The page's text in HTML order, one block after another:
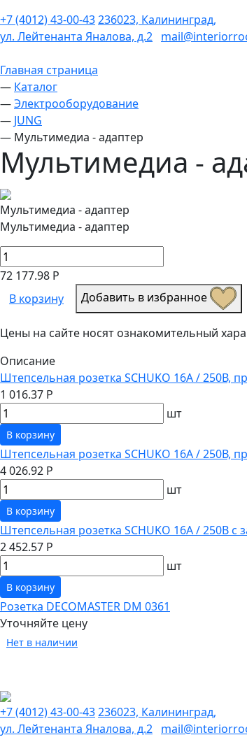
+7 (4012) 43-00-43236023, Калининград,
ул. Лейтенанта Яналова, д.2
Главная страница
— Каталог
—Электрооборудование
— JUNG
— Мультимедиа - адаптер
Мультимедиа -
Мультимедиа - адаптер
Мультимедиа - адаптер
72 177.98 Р
В корзину
Добавить в избранное
Цены на сайте носят ознакомительный
Описание
Штепсельная розетка SCHUKO 16А / 250В,
1 016.37 Р
шт
В корзину
Штепсельная розетка SCHUKO 16А /
4 026.92 Р
шт
В корзину
Штепсельная розетка SCHUKO 16А /
2 452.57 Р
шт
В корзину
Розетка DECOMASTER DM 0361
Уточняйте цену
Нет в наличии
+7 (4012) 43-00-43236023, Калининград,
ул. Лейтенанта Яналова, д.2